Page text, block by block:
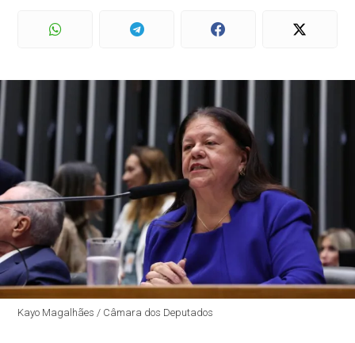
Kayo Magalhães / Câmara dos Deputados